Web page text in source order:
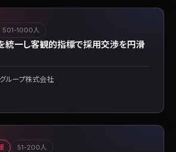
501-1000人
統一し客観的指標で採用交渉を円滑
ループ株式会社
51-200人